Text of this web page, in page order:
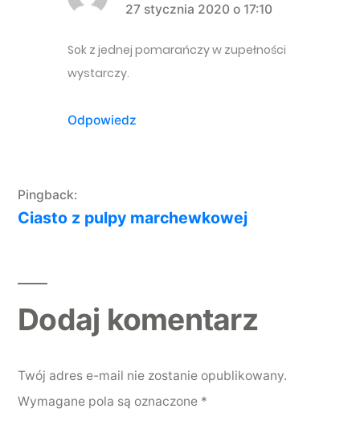
komentarz:
27 stycznia 2020 o 17:10
Sok z jednej pomarańczy w zupełności
wystarczy.
Odpowiedz
Pingback:
Ciasto z pulpy marchewkowej
Dodaj komentarz
Twój adres e-mail nie zostanie opublikowany.
Wymagane pola są oznaczone *
Dodaj komentarz